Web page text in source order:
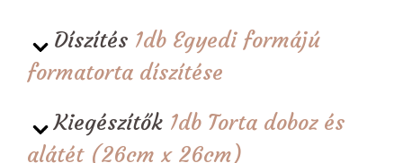
Díszítés 1db Egyedi formájú
formatorta díszítése
Kiegészítők 1db Torta doboz és
alátét (26cm x 26cm)